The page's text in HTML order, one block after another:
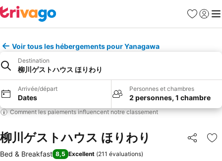
Favoris
Se
Voir tous les hébergements pour Yanagawa
Destination
柳川ゲストハウス ほりわり
Arrivée/départ
Dates
Personnes et chambres
2 personnes, 1 chambre
Comment les paiements influencent notre classement
柳川ゲストハウス ほりわり Partager
Bed & Breakfast 8,5 Excellent (211 évaluations)